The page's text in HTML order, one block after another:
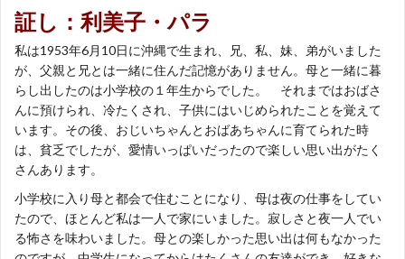
証し：利美子・パラ
私は1953年6月10日に沖縄で生まれ、兄、私、妹、弟がいました
が、父親と兄とは一緒に住んだ記憶がありません。母と一緒に暮
らし出したのは小学校の１年生からでした。 それまではおばさ
んに預けられ、冷たくされ、子供にはいじめられたことを覚えて
います。その後、おじいちゃんとおばあちゃんに育てられた時
は、貧乏でしたが、愛情いっぱいだったので楽しい思い出がたく
さんあります。
小学校に入り母と都会で住むことになり、母は夜の仕事をしてい
たので、ほとんど私は一人で家にいました。寂しさと夜一人でい
る怖さを味わいました。母との楽しかった思い出は何もなかった